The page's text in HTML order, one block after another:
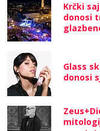
Krčki
donosi
Glass
donosi